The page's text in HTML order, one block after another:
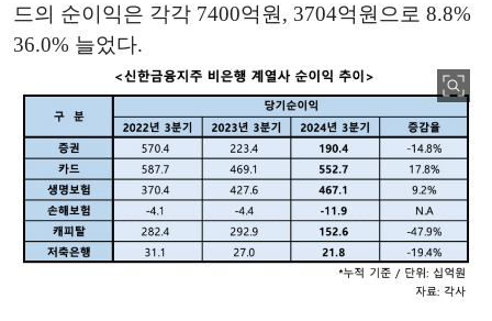
드의 순이익은 각각 7400억원, 3704억원으로 8.8%
36.0% 늘었다.